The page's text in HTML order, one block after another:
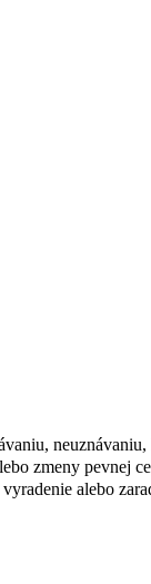
zmeny pevnej
alebo